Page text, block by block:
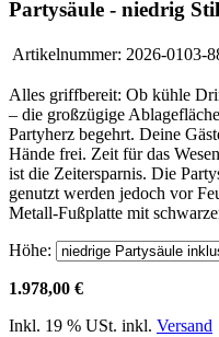
Partysäule - niedrig
Artikelnummer: 2026-0103-
Alles griffbereit: Ob kühle
– die großzügige
Partyherz begehrt. Deine
Hände frei. Zeit für das
ist die Zeitersparnis. Die
genutzt werden jedoch vor
Metall-Fußplatte mit
Höhe:
1.978,00 €
Inkl. 19 % USt. inkl. Versand